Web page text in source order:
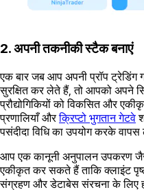
2. अपनी तकनीकी स्टैक बनाएं
एक बार जब आप अपनी प्रॉप ट्रेडिंग
सुरक्षित कर लेते हैं, तो आपको अपने
प्रौद्योगिकियों को विकसित और
प्रणालियाँ औरक्रिप्टो भुगतान गेटवे
पसंदीदा विधि का उपयोग करके
आप एक कानूनी अनुपालन उपकरण
एकीकृत कर सकते हैं ताकि क्लाइंट
संग्रहण और डेटाबेस संरचना के लिए